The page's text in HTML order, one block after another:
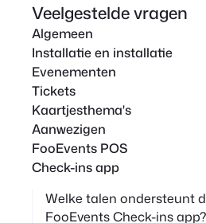
k
o
p
Veelgestelde vragen
Algemeen
Installatie en installatie
Evenementen
Tickets
Kaartjesthema's
Aanwezigen
FooEvents POS
Check-ins app
Welke talen ondersteunt
FooEvents Check-ins app?